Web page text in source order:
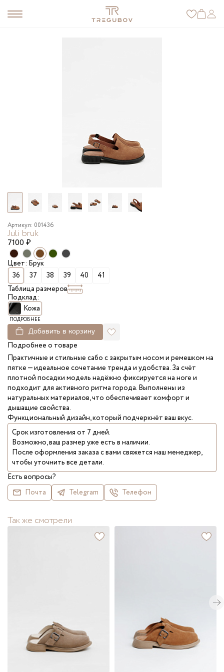
Артикул: 001436
Juli bruk
7100 ₽
Цвет: Брук
36
37 38 39 40
41
Таблица размеров
Подклад:
Кожа
ПОДРОБНЕЕ
Добавить в корзину
Подробнее о товаре
Практичные и стильные сабо с закрытым носом и ремешком на
пятке — идеальное сочетание тренда и удобства. За счёт
плотной посадки модель надёжно фиксируется на ноге и
подходит для активного ритма города. Выполнены из
натуральных материалов, что обеспечивает комфорт и
дышащие свойства.
Функциональный дизайн, который подчеркнёт ваш вкус.
Срок изготовления от 7 дней.
Возможно, ваш размер уже есть в наличии.
После оформления заказа с вами свяжется наш менеджер,
чтобы уточнить все детали.
Есть вопросы?
Почта
Telegram Телефон
Так же смотрели